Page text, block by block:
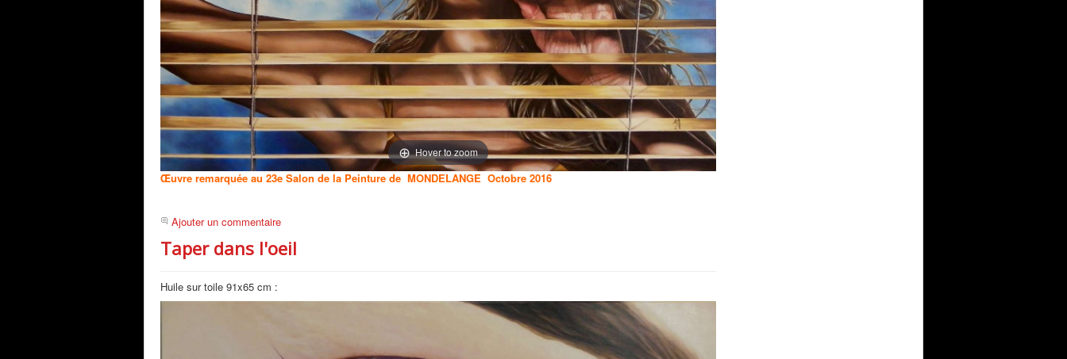
Hover to zoom
Œuvre remarquée au 23e Salon de la Peinture de MONDELANGE Octobre 2016
Ajouter un commentaire
Taper dans l'oeil
Huile sur toile 91x65 cm :